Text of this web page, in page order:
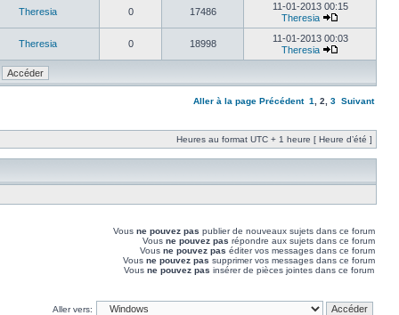
Theresia 0 17486
11-01-2013 00:15
Theresia
Theresia 0 18998
11-01-2013 00:03
Theresia
Aller à la page Précédent 1 2 3 Suivant
Heures au format UTC + 1 heure [ Heure d’été ]
Vous ne pouvez pas publier de nouveaux sujets dans ce forum
Vous ne pouvez pas répondre aux sujets dans ce forum
Vous ne pouvez pas éditer vos messages dans ce forum
Vous ne pouvez pas supprimer vos messages dans ce forum
Vous ne pouvez pas insérer de pièces jointes dans ce forum
Aller vers: